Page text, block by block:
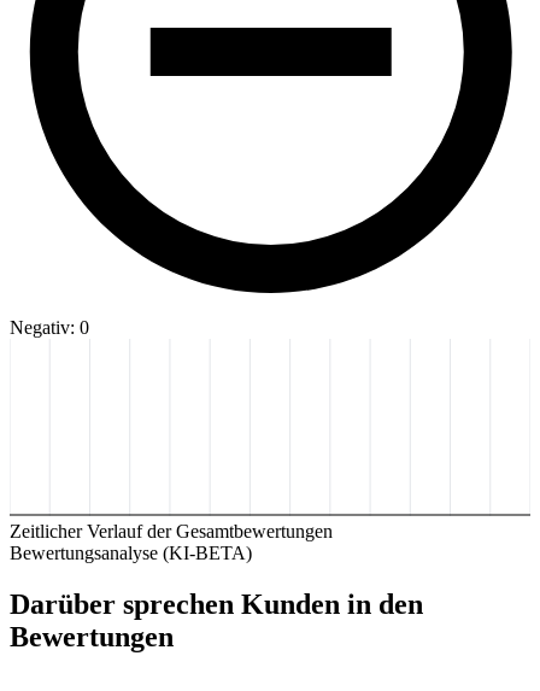
Negativ: 0
Zeitlicher Verlauf der Gesamtbewertungen
Bewertungsanalyse (KI-BETA)
Darüber sprechen Kunden in den
Bewertungen